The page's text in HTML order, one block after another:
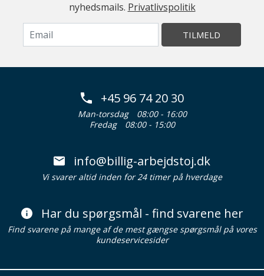
nyhedsmails. Privatlivspolitik
TILMELD
+45 96 74 20 30
Man-torsdag
08:00 - 16:00
Fredag
08:00 - 15:00
info@billig-arbejdstoj.dk
Vi svarer altid inden for 24 timer på hverdage
Har du spørgsmål - find svarene her
Find svarene på mange af de mest gængse spørgsmål på vores
kundeservicesider